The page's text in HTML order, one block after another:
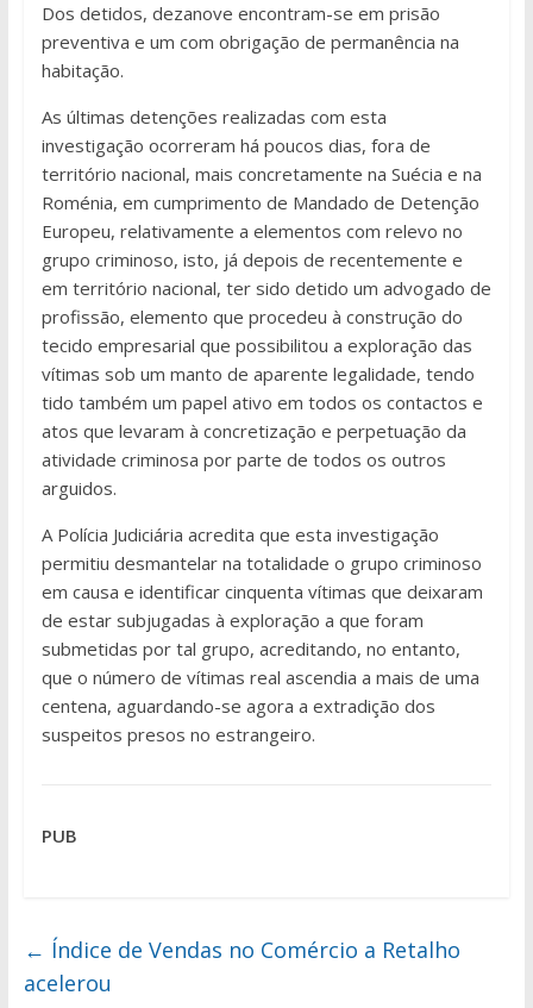
Dos detidos, dezanove encontram-se em prisão
preventiva e um com obrigação de permanência na
habitação.
As últimas detenções realizadas com esta
investigação ocorreram há poucos dias, fora de
território nacional, mais concretamente na Suécia e na
Roménia, em cumprimento de Mandado de Detenção
Europeu, relativamente a elementos com relevo no
grupo criminoso, isto, já depois de recentemente e
em território nacional, ter sido detido um advogado de
profissão, elemento que procedeu à construção do
tecido empresarial que possibilitou a exploração das
vítimas sob um manto de aparente legalidade, tendo
tido também um papel ativo em todos os contactos e
atos que levaram à concretização e perpetuação da
atividade criminosa por parte de todos os outros
arguidos.
A Polícia Judiciária acredita que esta investigação
permitiu desmantelar na totalidade o grupo criminoso
em causa e identificar cinquenta vítimas que deixaram
de estar subjugadas à exploração a que foram
submetidas por tal grupo, acreditando, no entanto,
que o número de vítimas real ascendia a mais de uma
centena, aguardando-se agora a extradição dos
suspeitos presos no estrangeiro.
PUB
← Índice de Vendas no Comércio a Retalho
acelerou